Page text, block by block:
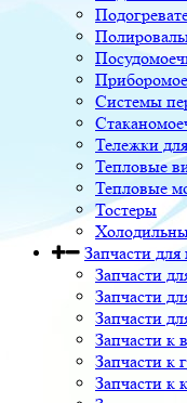
Системы
Тележки
Тепловые
Тепловые
Тостеры
Запчасти для
Запчасти
Запчасти
Запчасти
Запчасти к
Запчасти к
Запчасти к